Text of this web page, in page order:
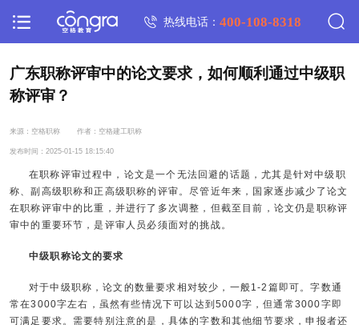
热线电话：400-108-8318
广东职称评审中的论文要求，如何顺利通过中级职
称评审？
来源：空格职称 作者：空格建工职称
发布时间：2025-01-15 18:15:40
在职称评审过程中，论文是一个无法回避的话题，尤其是针对中级职
称、副高级职称和正高级职称的评审。尽管近年来，国家逐步减少了论文
在职称评审中的比重，并进行了多次调整，但截至目前，论文仍是职称评
审中的重要环节，是评审人员必须面对的挑战。
中级职称论文的要求
对于中级职称，论文的数量要求相对较少，一般1-2篇即可。字数通
常在3000字左右，虽然有些情况下可以达到5000字，但通常3000字即
可满足要求。需要特别注意的是，具体的字数和其他细节要求，申报者还